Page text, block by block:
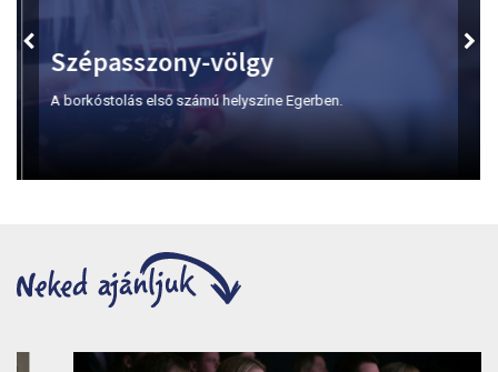
Szépasszony-völgy
A borkóstolás első számú helyszíne Egerben.